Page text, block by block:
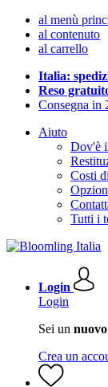
al menù
al contenuto
al carrello
Italia:
Reso
Consegna in
Aiuto
Dov'è
Costi
Tutti i
Login
Login
Sei un
Crea un